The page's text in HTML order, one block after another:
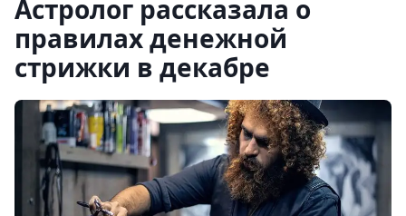
Астролог рассказала о
правилах денежной
стрижки в декабре